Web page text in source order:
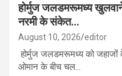
होर्मुज जलडमरूमध्य
नरमी के संकेत…
August 10, 2026 editor
होर्मुज जलडमरूमध्य को
ओमान के बीच चल…